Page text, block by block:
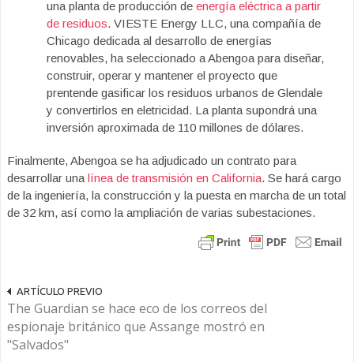
una planta de producción de energía eléctrica a partir
de residuos. VIESTE Energy LLC, una compañía de
Chicago dedicada al desarrollo de energías
renovables, ha seleccionado a Abengoa para diseñar,
construir, operar y mantener el proyecto que
prentende gasificar los residuos urbanos de Glendale
y convertirlos en eletricidad. La planta supondrá una
inversión aproximada de 110 millones de dólares.
Finalmente, Abengoa se ha adjudicado un contrato para
desarrollar una línea de transmisión en California. Se hará cargo
de la ingeniería, la construcción y la puesta en marcha de un total
de 32 km, así como la ampliación de varias subestaciones.
ARTÍCULO PREVIO
The Guardian se hace eco de los correos del
espionaje británico que Assange mostró en
"Salvados"